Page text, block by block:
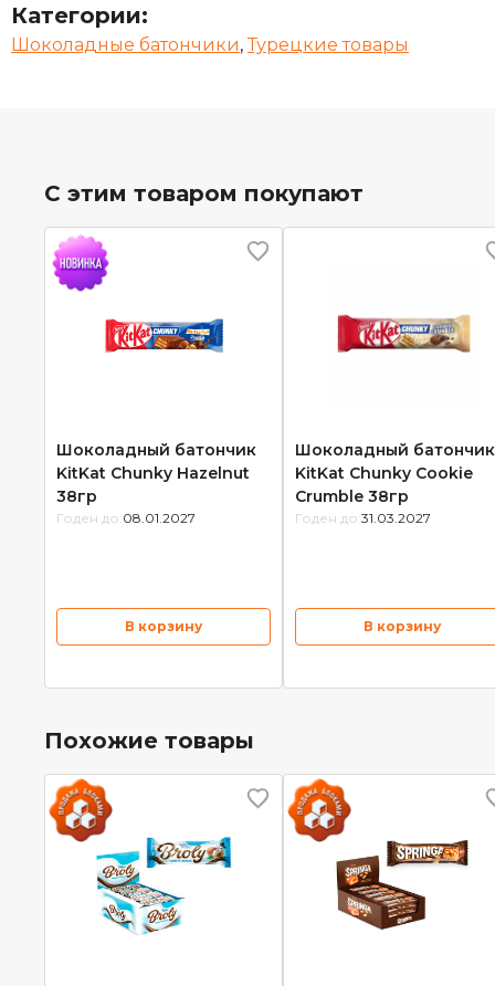
Категории:
Шоколадные батончики,Турецкие товары
С этим товаром покупают
Шоколадный батончик
KitKat Chunky Hazelnut
38гр
Годен до: 08.01.2027
В корзину
Шоколадный батончик
KitKat Chunky Cookie
Crumble 38гр
Годен до: 31.03.2027
В корзину
Похожие товары